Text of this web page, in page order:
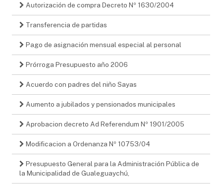
Autorización de compra Decreto Nº 1630/2004
Transferencia de partidas
Pago de asignación mensual especial al personal
Prórroga Presupuesto año 2006
Acuerdo con padres del niño Sayas
Aumento a jubilados y pensionados municipales
Aprobacion decreto Ad Referendum Nº 1901/2005
Modificacion a Ordenanza Nº 10753/04
Presupuesto General para la Administración Pública de
la Municipalidad de Gualeguaychú,